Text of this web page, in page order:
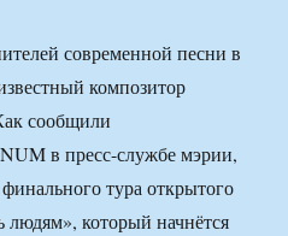
современной песни в
композитор
сообщили
в пресс-службе мэрии,
тура открытого
людям», который начнётся